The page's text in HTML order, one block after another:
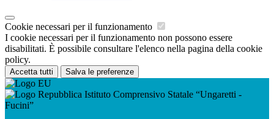
Cookie necessari per il funzionamento
I cookie necessari per il funzionamento non possono essere
disabilitati. È possibile consultare l'elenco nella pagina della cookie
policy.
Accetta tutti Salva le preferenze
Istituto Comprensivo Statale “Ungaretti -
Fucini”